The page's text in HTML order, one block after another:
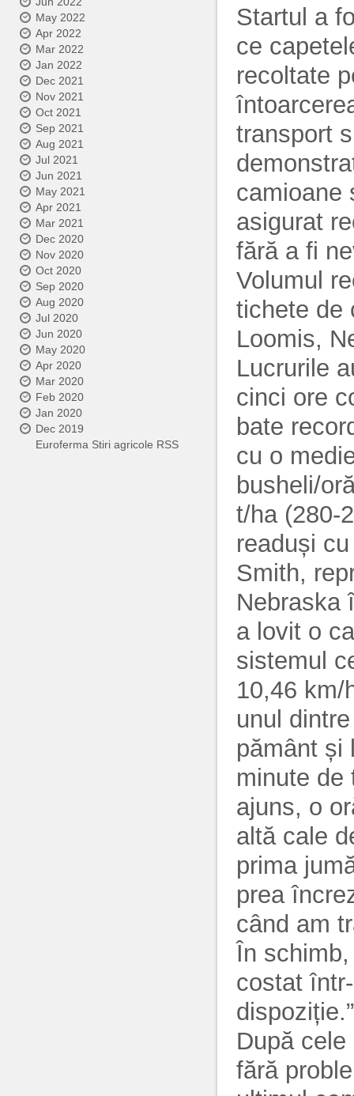
May 2022
Apr 2022
Mar 2022
Jan 2022
Dec 2021
Nov 2021
Oct 2021
Sep 2021
Aug 2021
Jul 2021
Jun 2021
May 2021
Apr 2021
Mar 2021
Dec 2020
Nov 2020
Oct 2020
Sep 2020
Aug 2020
Jul 2020
Jun 2020
May 2020
Apr 2020
Mar 2020
Feb 2020
Jan 2020
Dec 2019
Euroferma Stiri agricole RSS
Startul a
ce
recoltate
transport
camioane
asigurat
fără a fi
Volumul
tichete de
Loomis,
Lucrurile
cinci ore
bate
cu o
busheli/
t/ha (280-
readuși
Smith,
Nebraska
a lovit o
sistemul
10,46 km/
unul
pământ și
minute de
ajuns, o
altă cale
prima
prea
când am
În
costat
dispoziție.”
După
fără